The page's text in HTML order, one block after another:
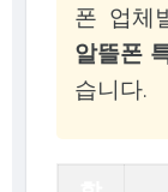
폰 업체
알뜰폰
습니다.